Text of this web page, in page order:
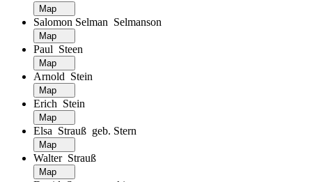
Salomon Selman Selmanson
Paul Steen
Arnold Stein
Erich Stein
Elsa Strauß geb. Stern
Walter Strauß